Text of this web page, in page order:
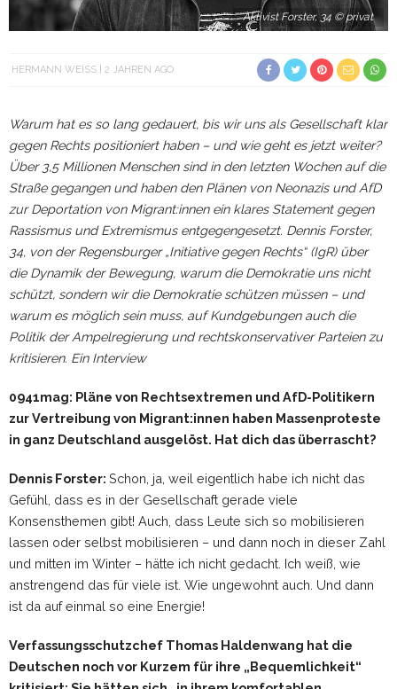
Aktivist Forster, 34 © privat
HERMANN WEISS 2 JAHREN AGO
Warum hat es so lang gedauert, bis wir uns als Gesellschaft klar
gegen Rechts positioniert haben – und wie geht es jetzt weiter?
Über 3,5 Millionen Menschen sind in den letzten Wochen auf die
Straße gegangen und haben den Plänen von Neonazis und AfD
zur Deportation von Migrant:innen ein klares Statement gegen
Rassismus und Extremismus entgegengesetzt. Dennis Forster,
34, von der Regensburger „Initiative gegen Rechts“ (IgR) über
die Dynamik der Bewegung, warum die Demokratie uns nicht
schützt, sondern wir die Demokratie schützen müssen – und
warum es möglich sein muss, auf Kundgebungen auch die
Politik der Ampelregierung und rechtskonservativer Parteien zu
kritisieren. Ein Interview
0941mag: Pläne von Rechtsextremen und AfD-Politikern
zur Vertreibung von Migrant:innen haben Massenproteste
in ganz Deutschland ausgelöst. Hat dich das überrascht?
Dennis Forster: Schon, ja, weil eigentlich habe ich nicht das
Gefühl, dass es in der Gesellschaft gerade viele
Konsensthemen gibt! Auch, dass Leute sich so mobilisieren
lassen oder selbst mobilisieren – und dann noch in dieser Zahl
und mitten im Winter – hätte ich nicht gedacht. Ich weiß, wie
anstrengend das für viele ist. Wie ungewohnt auch. Und dann
ist da auf einmal so eine Energie!
Verfassungsschutzchef Thomas Haldenwang hat die
Deutschen noch vor Kurzem für ihre „Bequemlichkeit“